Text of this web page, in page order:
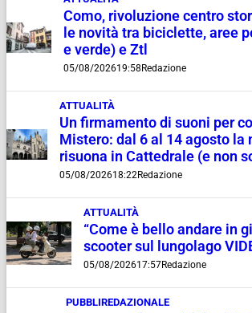
Como, rivoluzione centro
le novità tra biciclette, aree
e verde) e Ztl
05/08/202619:58 Redazione
ATTUALITÀ
Un firmamento di suoni per
Mistero: dal 6 al 14 agosto la
risuona in Cattedrale (e non
05/08/202618:22Redazione
ATTUALITÀ
“Come è bello andare in
scooter sul lungolago
05/08/202617:57Redazione
PUBBLIREDAZIONALE